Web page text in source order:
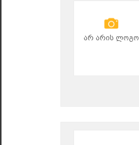
არ არის ლოგო